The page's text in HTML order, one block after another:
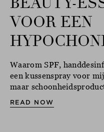
VOOR EEN
Waarom SPF,
een kussenspray voor
maar
READ NOW